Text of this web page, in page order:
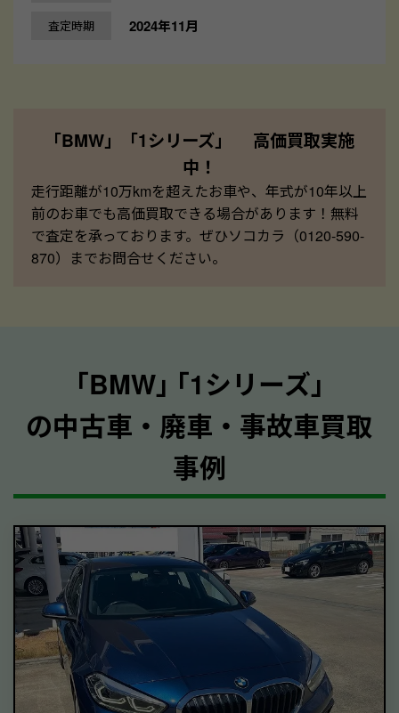
査定時期 2024年11月
「BMW」「1シリーズ」 高価買取実施
中！
走行距離が10万kmを超えたお車や、年式が10年以上
前のお車でも高価買取できる場合があります！無料
で査定を承っております。ぜひソコカラ（0120-590-
870）までお問合せください。
｢BMW｣ ｢1シリーズ｣
の中古車・廃車・事故車買取
事例